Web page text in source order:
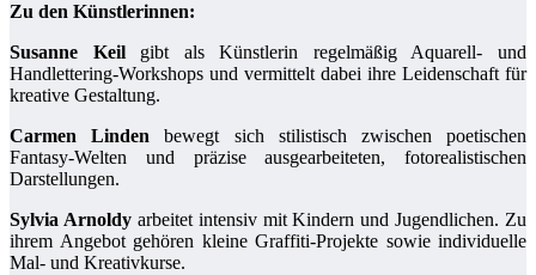
Zu den Künstlerinnen:
Susanne Keilgibt als Künstlerin regelmäßig Aquarell- und
Handlettering-Workshops und vermittelt dabei ihre Leidenschaft für
kreative Gestaltung.
Carmen Linden bewegt sich stilistisch zwischen poetischen
Fantasy-Welten und präzise ausgearbeiteten, fotorealistischen
Darstellungen.
Sylvia Arnoldyarbeitet intensiv mit Kindern und Jugendlichen. Zu
ihrem Angebot gehören kleine Graffiti-Projekte sowie individuelle
Mal- und Kreativkurse.